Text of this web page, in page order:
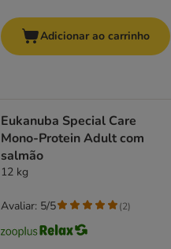
Adicionar ao carrinho
Eukanuba Special Care
Mono-Protein Adult com
salmão
12 kg
Avaliar: 5/5 (2)